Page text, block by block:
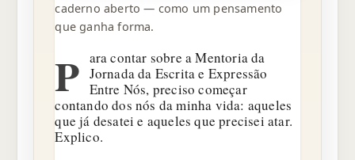
caderno aberto — como um pensamento
que ganha forma.
P ara contar sobre a Mentoria da
Jornada da Escrita e Expressão
Entre Nós, preciso começar
contando dos nós da minha vida: aqueles
que já desatei e aqueles que precisei atar.
Explico.